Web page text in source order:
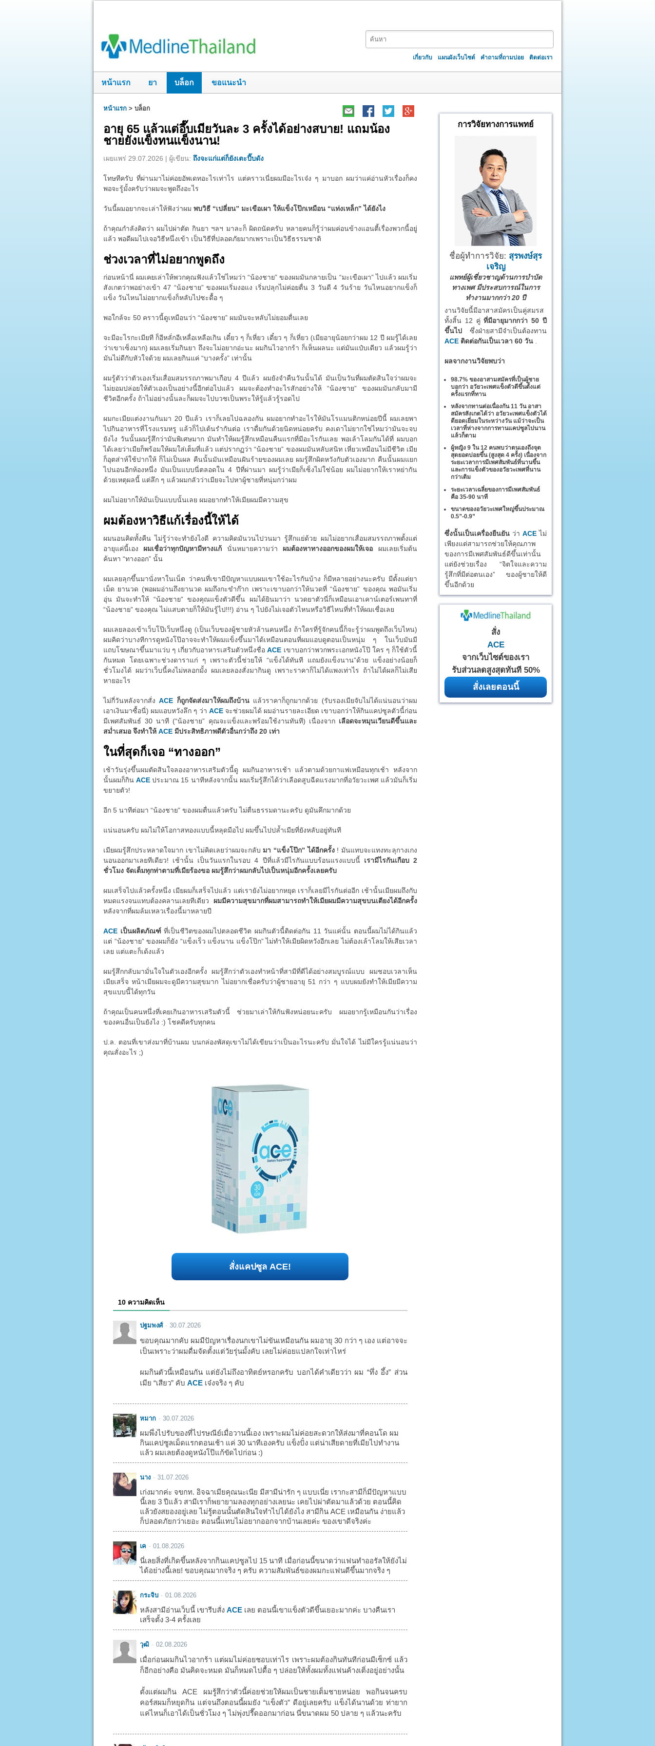
เกี่ยวกับ แผนผังเว็บไซต์ คำถามที่ถามบ่อย ติดต่อเรา
หน้าแรก ยา บล็อก ขอแนะนำ
หน้าแรก > บล็อก
อายุ 65 แล้วแต่อึ๊บเมียวันละ 3 ครั้งได้อย่างสบาย! แถมน้อง
ชายยังแข็งทนแข็งนาน!
เผยแพร่ 29.07.2026 | ผู้เขียน: ถึงจะแก่แต่ก็ยังเตะปี๊บดัง
โทษทีครับ ที่ผ่านมาไม่ค่อยอัพเดทอะไรเท่าไร แต่คราวเนี่ยผมมีอะไรเจ๋ง ๆ มาบอก ผมว่าแค่อ่านหัวเรื่องก็คง
พอจะรู้มั้งครับว่าผมจะพูดถึงอะไร
วันนี้ผมอยากจะเล่าให้ฟังว่าผม พบวิธี “เปลี่ยน” มะเขือเผา ให้แข็งโป๊กเหมือน “แท่งเหล็ก” ได้ยังไง
ถ้าคุณกำลังคิดว่า ผมไปผ่าตัด กินยา ฯลฯ มาละก็ ผิดถนัดครับ หลายคนก็รู้ว่าผมค่อนข้างแอนตี้เรื่องพวกนี้อยู่
แล้ว พอดีผมไปเจอวิธีหนึ่งเข้า เป็นวิธีที่ปลอดภัยมากเพราะเป็นวิธีธรรมชาติ
ช่วงเวลาที่ไม่อยากพูดถึง
ก่อนหน้านี่ ผมเคยเล่าให้พวกคุณฟังแล้วใช่ไหมว่า “น้องชาย” ของผมมันกลายเป็น “มะเขือเผา” ไปแล้ว ผมเริ่ม
สังเกตว่าพอย่างเข้า 47 “น้องชาย” ของผมเริ่มงอแง เริ่มปลุกไม่ค่อยตื่น 3 วันดี 4 วันร้าย วันไหนอยากแข็งก็
แข็ง วันไหนไม่อยากแข็งก็หลับไปซะดื้อ ๆ
พอใกล้จะ 50 คราวนี้ดูเหมือนว่า “น้องชาย” ผมมันจะหลับไม่ยอมตื่นเลย
จะมีอะไรกะเมียที ก็อีหลั่กอีเหลื่อเหลือเกิน เดี๋ยว ๆ ก็เหี่ยว เดี๋ยว ๆ ก็เหี่ยว (เมียอายุน้อยกว่าผม 12 ปี ผมรู้ได้เลย
ว่าเขาเซ็งมาก) ผมเลยเริ่มกินยา ถึงจะไม่อยากอ่ะนะ ผมกินไวอากร้า ก็เห็นผลนะ แต่มันแป๋บเดียว แล้วผมรู้ว่า
มันไม่ดีกับหัวใจด้วย ผมเลยกินแค่ “บางครั้ง” เท่านั้น
ผมรู้ตัวว่าตัวเองเริ่มเสื่อมสมรรถภาพมาเกือบ 4 ปีแล้ว ผมยังจำคืนวันนั้นได้ มันเป็นวันที่ผมตัดสินใจว่าผมจะ
ไม่ยอมปล่อยให้ตัวเองเป็นอย่างนี้อีกต่อไปแล้ว ผมจะต้องทำอะไรสักอย่างให้ “น้องชาย” ของผมมันกลับมามี
ชีวิตอีกครั้ง ถ้าไม่อย่างนั้นละก็ผมจะไปบวชเป็นพระให้รู้แล้วรู้รอดไป
ผมกะเมียแต่งงานกันมา 20 ปีแล้ว เราก็เลยไปฉลองกัน ผมอยากทำอะไรให้มันโรแมนติกหน่อยปีนี้ ผมเลยพา
ไปกินอาหารที่โรงแรมหรู แล้วก็ไปเต้นรำกันต่อ เราดื่มกันด้วยนิดหน่อยครับ คงเดาไม่ยากใช่ไหมว่ามันจะจบ
ยังไง วันนั้นผมรู้สึกว่ามันพิเศษมาก มันทำให้ผมรู้สึกเหมือนคืนแรกที่มีอะไรกันเลย พอเล้าโลมกันได้ที่ ผมบอก
ได้เลยว่าเมียก็พร้อมให้ผมใส่เต็มที่แล้ว แต่ปรากฏว่า “น้องชาย” ของผมมันหลับสนิท เหี่ยวเหมือนไม่มีชีวิต เมีย
ก็อุตส่าห์ใช้ปากให้ ก็ไม่เป็นผล คืนนั้นมันเหมือนฝันร้ายของผมเลย ผมรู้สึกผิดหวังกับตัวเองมาก คืนนั้นผมแยก
ไปนอนอีกห้องหนึ่ง มันเป็นแบบนี่ตลอดใน 4 ปีที่ผ่านมา ผมรู้ว่าเมียก็เซ็งไม่ใช่น้อย ผมไม่อยากให้เราหย่ากัน
ด้วยเหตุผลนี้ แต่ลึก ๆ แล้วผมกลัวว่าเมียจะไปหาผู้ชายที่หนุ่มกว่าผม
ผมไม่อยากให้มันเป็นแบบนั้นเลย ผมอยากทำให้เมียผมมีความสุข
ผมต้องหาวิธีแก้เรื่องนี้ให้ได้
ผมนอนคิดทั้งคืน ไม่รู้ว่าจะทำยังไงดี ความคิดมันวนไปวนมา รู้สึกแย่ด้วย ผมไม่อยากเสื่อมสมรรถภาพตั้งแต่
อายุแค่นี้เอง ผมเชื่อว่าทุกปัญหามีทางแก้ นั่นหมายความว่า ผมต้องหาทางออกของผมให้เจอ ผมเลยเริ่มต้น
ค้นหา “ทางออก” นั้น
ผมเลยลุกขึ้นมานั่งหาในเน็ต ว่าคนที่เขามีปัญหาแบบผมเขาใช้อะไรกันบ้าง ก็มีหลายอย่างนะครับ มีตั้งแต่ยา
เม็ด ยานวด (พอผมอ่านถึงยานวด ผมถึงกะขำก๊าก เพราะเขาบอกว่าให้นวดที่ “น้องชาย” ของคุณ พอมันเริ่ม
อุ่น มันจะทำให้ “น้องชาย” ของคุณแข็งตัวดีขึ้น ผมได้ยินมาว่า นวดยาตัวนี่ก็เหมือนเอาเคาน์เตอร์เพนทาที่
“น้องชาย” ของคุณ ไม่แสบตายก็ให้มันรู้ไป!!!) อ่าน ๆ ไปยังไม่เจอตัวไหนหรือวิธีไหนที่ทำให้ผมเชื่อเลย
ผมเลยลองเข้าเว็บโป๊เว็บหนึ่งดู (เป็นเว็บของผู้ชายหัวล้านคนหนึ่ง ถ้าใครที่รู้จักคนนี้ก็จะรู้ว่าผมพูดถึงเว็บไหน)
ผมคิดว่าบางทีการดูหนังโป๊อาจจะทำให้ผมแข็งขึ้นมาได้เหมือนตอนที่ผมแอบดูตอนเป็นหนุ่ม ๆ ในเว็บมันมี
แถบโฆษณาขึ้นมาแว่บ ๆ เกี่ยวกับอาหารเสริมตัวหนึ่งชื่อACE เขาบอกว่าพวกพระเอกหนังโป๊ ใคร ๆ ก็ใช้ตัวนี้
กันหมด โดยเฉพาะช่วงดาราแก่ ๆ เพราะตัวนี้ช่วยให้ “แข็งได้ทันที แถมยังแข็งนาน”ด้วย แข็งอย่างน้อยก็
ชั่วโมงได้ ผมว่าเว็บนี้คงไม่หลอกมั้ง ผมเลยลองสั่งมากินดู เพราะราคาก็ไม่ได้แพงเท่าไร ถ้าไม่ได้ผลก็ไม่เสีย
หายอะไร
ไม่กี่วันหลังจากสั่งACE ก็ถูกจัดส่งมาให้ผมถึงบ้าน แล้วราคาก็ถูกมากด้วย (รับรองเมียจับไม่ได้แน่นอนว่าผม
เอาเงินมาซื้อนี่) ผมแอบหวังลึก ๆ ว่า ACEจะช่วยผมได้ ผมอ่านรายละเอียด เขาบอกว่าให้กินแคปซูลตัวนี้ก่อน
มีเพศสัมพันธ์ 30 นาที (“น้องชาย” คุณจะแข็งและพร้อมใช้งานทันที) เนื่องจาก เลือดจะหมุนเวียนดีขึ้นและ
สม่ำเสมอ จึงทำให้ ACEมีประสิทธิภาพดีตัวอื่นกว่าถึง 20 เท่า
ในที่สุดก็เจอ “ทางออก”
เช้าวันรุ่งขึ้นผมตัดสินใจลองอาหารเสริมตัวนี้ดู ผมกินอาหารเช้า แล้วตามด้วยกาแฟเหมือนทุกเช้า หลังจาก
นั้นผมก็กินACE ประมาณ 15 นาทีหลังจากนั้น ผมเริ่มรู้สึกได้ว่าเลือดสูบฉีดแรงมากที่อวัยวะเพศ แล้วมันก็เริ่ม
ขยายตัว!
อีก 5 นาทีต่อมา “น้องชาย” ของผมตื่นแล้วครับ ไม่ตื่นธรรมดานะครับ ดูมันคึกมากด้วย
แน่นอนครับ ผมไม่ให้โอกาสทองแบบนี้หลุดมือไป ผมขึ้นไปปล้ำเมียที่ยังหลับอยู่ทันที
เมียผมรู้สึกประหลาดใจมาก เขาไม่คิดเลยว่าผมจะกลับ มา “แข็งโป๊ก” ได้อีกครั้ง ! มันแทบจะแทงทะลุกางเกง
นอนออกมาเลยทีเดียว! เช้านั้น เป็นวันแรกในรอบ 4 ปีที่แล้วมีไรกันแบบร้อนแรงแบบนี้ เรามีไรกันเกือบ 2
ชั่วโมง จัดเต็มทุกท่าตามที่เมียร้องขอ ผมรู้สึกว่าผมกลับไปเป็นหนุ่มอีกครั้งเลยครับ
ผมเสร็จไปแล้วครั้งหนึ่ง เมียผมก็เสร็จไปแล้ว แต่เรายังไม่อยากหยุด เราก็เลยมีไรกันต่ออีก เช้านั้นเมียผมถึงกับ
หมดแรงจนแทบต้องคลานเลยทีเดียว ผมมีความสุขมากที่ผมสามารถทำให้เมียผมมีความสุขบนเตียงได้อีกครั้ง
หลังจากที่ผมล้มเหลวเรื่องนี้มาหลายปี
ACEเป็นผลิตภัณฑ์ที่เป็นชีวิตของผมไปตลอดชีวิต ผมกินตัวนี้ติดต่อกัน 11 วันแค่นั้น ตอนนี้ผมไม่ได้กินแล้ว
แต่ “น้องชาย” ของผมก็ยัง “แข็งเร็ว แข็งนาน แข็งโป๊ก” ไม่ทำให้เมียผิดหวังอีกเลย ไม่ต้องเล้าโลมให้เสียเวลา
เลย แต่แตะก็เด้งแล้ว
ผมรู้สึกกลับมามั่นใจในตัวเองอีกครั้ง ผมรู้สึกว่าตัวเองทำหน้าที่สามีที่ดีได้อย่างสมบูรณ์แบบ ผมชอบเวลาเห็น
เมียเสร็จ หน้าเมียผมจะดูมีความสุขมาก ไม่อยากเชื่อครับว่าผู้ชายอายุ 51 กว่า ๆ แบบผมยังทำให้เมียมีความ
สุขแบบนี้ได้ทุกวัน
ถ้าคุณเป็นคนหนึ่งที่เคยเกินอาหารเสริมตัวนี้ ช่วยมาเล่าให้กันฟังหน่อยนะครับ ผมอยากรู้เหมือนกันว่าเรื่อง
ของคนอื่นเป็นยังไง :) โชคดีครับทุกคน
ป.ล. ตอนที่เขาส่งมาที่บ้านผม บนกล่องพัสดุเขาไม่ได้เขียนว่าเป็นอะไรนะครับ มั่นใจได้ ไม่มีใครรู้แน่นอนว่า
คุณสั่งอะไร ;)
สั่งแคปซูล ACE!
10 ความคิดเห็น
ปฐมพงศ์ 30.07.2026
ขอบคุณมากคับ ผมมีปัญหาเรื่องนกเขาไม่ขันเหมือนกัน ผมอายุ 30 กว่า ๆ เอง แต่อาจจะ
เป็นเพราะว่าผมดื่มจัดตั้งแต่วัยรุ่นมั้งคับ เลยไม่ค่อยแปลกใจเท่าไหร่
ผมกินตัวนี้เหมือนกัน แต่ยังไม่ถึงอาทิตย์หรอกครับ บอกได้คำเดียวว่า ผม “ทึ่ง อึ้ง” ส่วน
เมีย “เสียว” คับ ACEเจ๋งจริง ๆ คับ
หมาก 30.07.2026
ผมพึ่งไปรับของที่ไปรษณีย์เมื่อวานนี้เอง เพราะผมไม่ค่อยสะดวกให้ส่งมาที่คอนโด ผม
กินแคปซูลเม็ดแรกตอนเช้า แค่ 30 นาทีเองครับ แข็งปั๋ง แต่น่าเสียดายที่เมียไปทำงาน
แล้ว ผมเลยต้องดูหนังโป๊แก้ขัดไปก่อน :)
นาง 31.07.2026
เก่งมากค่ะ จขกท. อิจฉาเมียคุณนะเนีย มีสามีน่ารัก ๆ แบบเนี่ย เรากะสามีก็มีปัญหาแบบ
นี้เลย 3 ปีแล้ว สามีเราก็พยายามลองทุกอย่างเลยนะ เคยไปผ่าตัดมาแล้วด้วย ตอนนี้คิด
แล้วยังสยองอยู่เลย ไม่รู้ตอนนั้นตัดสินใจทำไปได้ยังไง สามีกิน ACE เหมือนกัน ง่ายแล้ว
ก็ปลอดภัยกว่าเยอะ ตอนนี้แทบไม่อยากออกจากบ้านเลยค่ะ ของเขาดีจริงค่ะ
เค 01.08.2026
นี่เลยสิ่งที่เกิดขึ้นหลังจากกินแคปซูลไป 15 นาที เมื่อก่อนนี้ขนาดว่าแฟนทำออรัลให้ยังไม่
ได้อย่างนี้เลย! ขอบคุณมากจริง ๆ ครับ ความสัมพันธ์ของผมกะแฟนดีขึ้นมากจริง ๆ
กระจิบ 01.08.2026
หลังสามีอ่านเว็บนี้ เขารีบสั่ง ACEเลย ตอนนี้เขาแข็งตัวดีขึ้นเยอะมากค่ะ บางคืนเรา
เสร็จตั้ง 3-4 ครั้งเลย
วุฒิ 02.08.2026
เมื่อก่อนผมกินไวอากร้า แต่ผมไม่ค่อยชอบเท่าไร เพราะผมต้องกินทันทีก่อนมีเซ็กซ์ แล้ว
ก็อีกอย่างคือ มันคิดจะหมด มันก็หมดไปดื้อ ๆ ปล่อยให้ทั้งผมทั้งแฟนค้างเติ่งอยู่อย่างนั้น
ตั้งแต่ผมกิน ACE ผมรู้สึกว่าตัวนี้ค่อยช่วยให้ผมเป็นชายเต็มชายหน่อย พอกินจนครบ
คอร์สผมก็หยุดกิน แต่จนถึงตอนนี้ผมยัง “แข็งตัว” ดีอยู่เลยครับ แข็งได้นานด้วย ท่ายาก
แค่ไหนก็เอาได้เป็นชั่วโมง ๆ ไม่พุ่งปรี๊ดออกมาก่อน นี่ขนาดผม 50 ปลาย ๆ แล้วนะครับ
การวิจัยทางการแพทย์
ชื่อผู้ทำการวิจัย: สุรพงษ์สุร
เจริญ
แพทย์ผู้เชี่ยวชาญด้านการบำบัด
ทางเพศ มีประสบการณ์ในการ
ทำงานมากกว่า 20 ปี
งานวิจัยนี้มีอาสาสมัครเป็นคู่สมรส
ทั้งสิ้น 12 คู่ที่มีอายุมากกว่า 50 ปี
ขึ้นไป ซึ่งฝ่ายสามีจำเป็นต้องทาน
ACE ติดต่อกันเป็นเวลา 60 วัน
ผลจากงานวิจัยพบว่า
98.7% ของอาสามสมัครที่เป็นผู้ชาย
บอกว่า อวัยวะเพศแข็งตัวดีขึ้นตั้งแต่
ครั้งแรกที่ทาน
หลังจากทานต่อเนื่องกัน 11 วัน อาสา
สมัครสังเกตได้ว่า อวัยวะเพศแข็งตัวได้
ดียอดเยี่ยมในระหว่างวัน แม้ว่าจะเป็น
เวลาที่ห่างจากการทานแคปซูลไปนาน
แล้วก็ตาม
ผู้หญิง 9 ใน 12 คนพบว่าตนเองถึงจุด
สุดยอดบ่อยขึ้น (สูงสุด 4 ครั้ง) เนื่องจาก
ระยะเวลาการมีเพศสัมพันธ์ที่นานขึ้น
และการแข็งตัวของอวัยวะเพศที่นาน
กว่าเดิม
ระยะเวลาเฉลี่ยของการมีเพศสัมพันธ์
คือ 35-90 นาที
ขนาดของอวัยวะเพศใหญ่ขึ้นประมาณ
0.5”-0.9”
ซึ่งนั้นเป็นเครื่องยืนยัน ว่า ACE ไม่
เพียงแต่สามารถช่วยให้คุณภาพ
ของการมีเพศสัมพันธ์ดีขึ้นเท่านั้น
แต่ยังช่วยเรื่อง “จิตใจและความ
รู้สึกที่มีต่อตนเอง” ของผู้ชายให้ดี
ขึ้นอีกด้วย
สั่ง
ACE
จากเว็บไซต์ของเรา
รับส่วนลดสูงสุดทันที 50%
สั่งเลยตอนนี้